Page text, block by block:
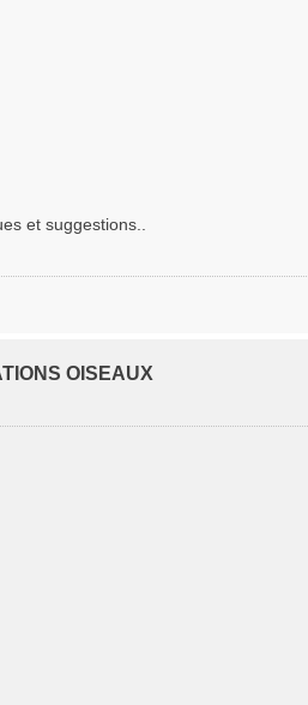
et suggestions..
OISEAUX